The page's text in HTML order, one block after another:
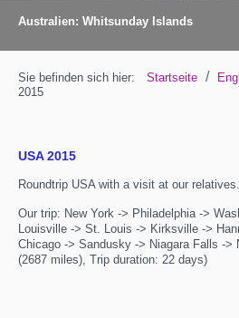
Australien: Whitsunday Islands
Sie befinden sich hier: Startseite /
2015
USA 2015
Roundtrip USA with a visit at our relatives.
Our trip: New York -> Philadelphia ->
Louisville -> St. Louis -> Kirksville ->
Chicago -> Sandusky -> Niagara Falls ->
(2687 miles), Trip duration: 22 days)